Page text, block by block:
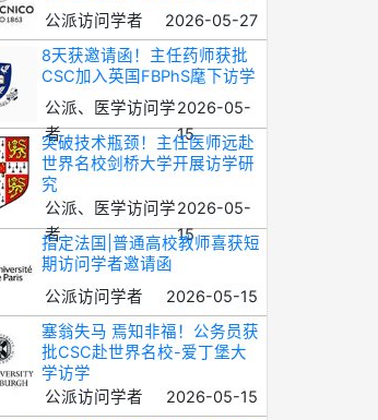
公派访问学者
2026-05-27
8天获邀请函！主任药师获批
CSC加入英国FBPhS麾下访学
公派、医学访问学
者
2026-05-
15
突破技术瓶颈！主任医师远赴
世界名校剑桥大学开展访学研
究
公派、医学访问学
者
2026-05-
15
指定法国|普通高校教师喜获短
期访问学者邀请函
公派访问学者
2026-05-15
塞翁失马 焉知非福！公务员获
批CSC赴世界名校-爱丁堡大
学访学
公派访问学者
2026-05-15